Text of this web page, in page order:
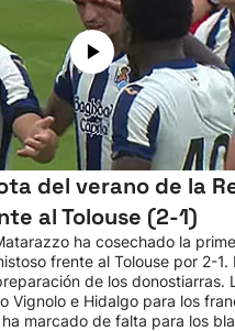
del verano de la
al Tolouse (2-1)
ha cosechado la
frente al Tolouse por 2-1.
de los donostiarras.
Vignolo e Hidalgo para los
marcado de falta para los